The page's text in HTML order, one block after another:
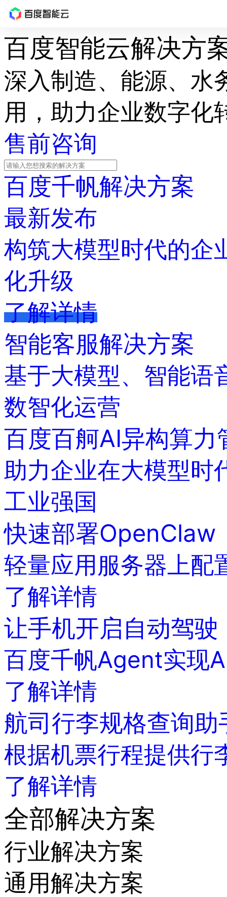
最
新
活
动
产
品
解
决
方
案
千
帆
社
区
AI
生
应
用
商
店
企
业
服
务
云
市
场
合
与
生
开
发
服
务
与
支
持
了
能
云
备
案
文
理
控
制
台
百度智能云解决方
深入制造、能源、水
用，助力企业数字化
售前咨询
百度千帆解决方案
最新发布
构筑大模型时代的企
化升级
了解详情
智能客服解决方案
基于大模型、智能语
数智化运营
百度百舸AI异构算力
助力企业在大模型时
工业强国
快速部署OpenClaw
轻量应用服务器上配
了解详情
让手机开启自动驾驶
百度千帆Agent实现
了解详情
航司行李规格查询助
根据机票行程提供行
了解详情
全部解决方案
行业解决方案
通用解决方案